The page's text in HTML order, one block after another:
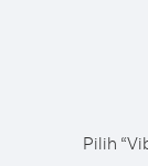
Pilih